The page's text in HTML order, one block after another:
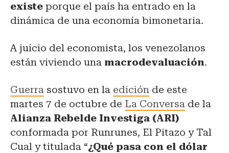
existe porque el país ha entrado en la
dinámica de una economía bimonetaria.
A juicio del economista, los venezolanos
están viviendo una macrodevaluación.
Guerra sostuvo en la edición de este
martes 7 de octubre de La Conversa de la
Alianza Rebelde Investiga (ARI)
conformada por Runrunes, El Pitazo y Tal
Cual y titulada “¿Qué pasa con el dólar